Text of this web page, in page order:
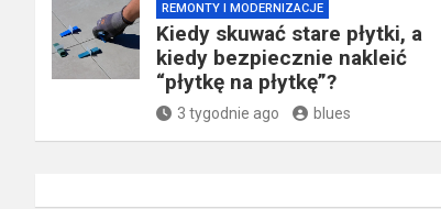
REMONTY I MODERNIZACJE
Kiedy skuwać stare płytki, a
kiedy bezpiecznie nakleić
“płytkę na płytkę”?
3 tygodnie ago blues